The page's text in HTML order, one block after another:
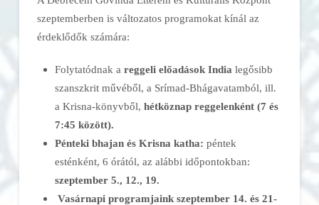
szeptemberben is változatos programokat kínál az
érdeklődők számára:
Folytatódnak areggeli előadások India legősibb
szanszkrit művéből, a Srímad-Bhágavatamból, ill.
a Krisna-könyvből,hétköznap reggelenként (7 és
7:45 között).
Pénteki bhajan és Krisna katha:péntek
esténként, 6 órától, az alábbi időpontokban:
szeptember 5., 12., 19.
Vasárnapi programjaink szeptember 14. és 21-